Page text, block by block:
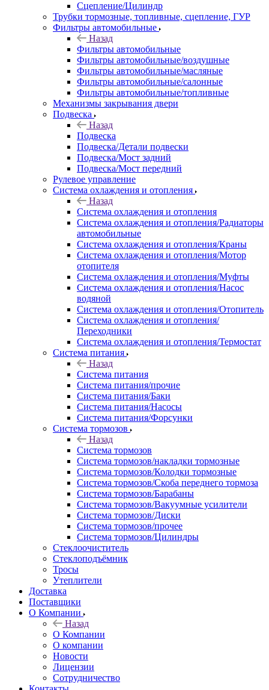
Сцепление/Цилиндр
Трубки тормозные, топливные, сцепление, ГУР
Фильтры автомобильные
Назад
Фильтры автомобильные
Фильтры автомобильные/воздушные
Фильтры автомобильные/масляные
Фильтры автомобильные/салонные
Фильтры автомобильные/топливные
Механизмы закрывания двери
Подвеска
Назад
Подвеска
Подвеска/Детали подвески
Подвеска/Мост задний
Подвеска/Мост передний
Рулевое управление
Система охлаждения и отопления
Назад
Система охлаждения и отопления
Система охлаждения и отопления/Радиаторы
автомобильные
Система охлаждения и отопления/Краны
Система охлаждения и отопления/Мотор
отопителя
Система охлаждения и отопления/Муфты
Система охлаждения и отопления/Насос
водяной
Система охлаждения и отопления/Отопитель
Система охлаждения и отопления/
Переходники
Система охлаждения и отопления/Термостат
Система питания
Назад
Система питания
Система питания/прочие
Система питания/Баки
Система питания/Насосы
Система питания/Форсунки
Система тормозов
Назад
Система тормозов
Система тормозов/накладки тормозные
Система тормозов/Колодки тормозные
Система тормозов/Скоба переднего тормоза
Система тормозов/Барабаны
Система тормозов/Вакуумные усилители
Система тормозов/Диски
Система тормозов/прочее
Система тормозов/Цилиндры
Стеклоочиститель
Стеклоподъёмник
Тросы
Утеплители
Доставка
Поставщики
О Компании
Назад
О Компании
О компании
Новости
Лицензии
Сотрудничество